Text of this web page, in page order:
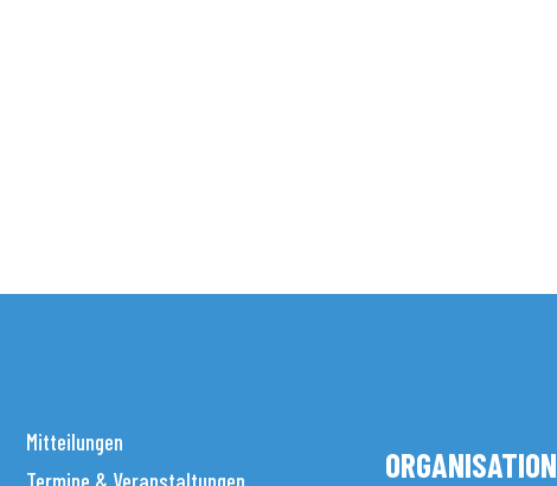
Mitteilungen
Termine & Veranstaltungen
ORGANISATION